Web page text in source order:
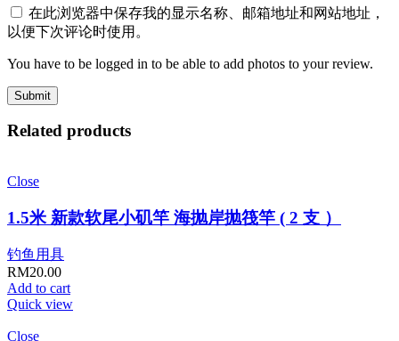
在此浏览器中保存我的显示名称、邮箱地址和网站地址，
以便下次评论时使用。
You have to be logged in to be able to add photos to your review.
Related products
Close
1.5米 新款软尾小矶竿 海抛岸抛筏竿 ( 2 支 ）
钓鱼用具
RM20.00
Add to cart
Quick view
Close